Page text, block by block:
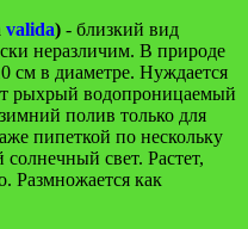
valida) - близкий вид
неразличим. В природе
см в диаметре. Нуждается
рыхрый водопроницаемый
полив только для
пипеткой по нескольку
свет. Растет,
Размножается как